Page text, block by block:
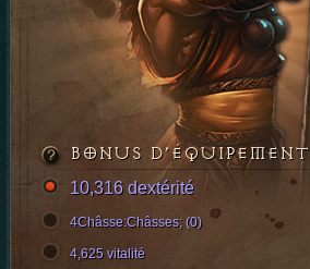
BONUS D’ÉQUIPEMENT
10,316 dextérité
4Châsse:Châsses; (0)
4,625 vitalité